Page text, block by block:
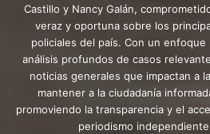
Castillo y Nancy Galán,
veraz y oportuna sobre los
policiales del país. Con un
análisis profundos de casos
noticias generales que impactan a
mantener a la ciudadanía
promoviendo la transparencia y el
periodismo